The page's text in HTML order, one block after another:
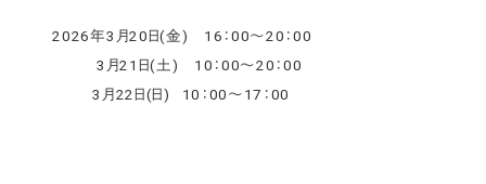
2026年3月20日(金) 16：00～20：00
3月21日(土) 10：00～20：00
3月22日(日) 10：00～17：00